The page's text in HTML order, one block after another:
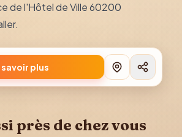
de l'Hôtel de Ville 60200
savoir plus
près de chez vous